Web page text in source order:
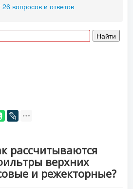
вопросов и ответов
рассчитываются
верхних
и режекторные?